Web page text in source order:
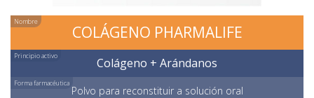
Nombre
COLÁGENO PHARMALIFE
Principio activo Colágeno + Arándanos
Forma farmacéutica
Polvo para reconstituir a solución oral